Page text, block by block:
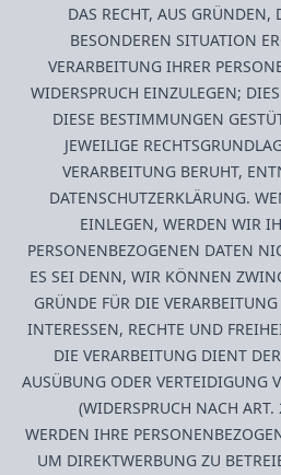
DAS RECHT, AUS GRÜNDEN,
BESONDEREN SITUATION
VERARBEITUNG IHRER
WIDERSPRUCH EINZULEGEN;
DIESE BESTIMMUNGEN
JEWEILIGE
VERARBEITUNG BERUHT,
DATENSCHUTZERKLÄRUNG.
EINLEGEN, WERDEN WIR
PERSONENBEZOGENEN DATEN
ES SEI DENN, WIR KÖNNEN
GRÜNDE FÜR DIE
INTERESSEN, RECHTE UND
DIE VERARBEITUNG DIENT
AUSÜBUNG ODER VERTEIDIGUNG
(WIDERSPRUCH NACH
WERDEN IHRE
UM DIREKTWERBUNG ZU